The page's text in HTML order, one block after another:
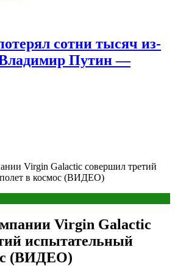
сотни тысяч из-
Путин —
Virgin Galactic совершил третий
в космос (ВИДЕО)
Virgin Galactic
испытательный
(ВИДЕО)